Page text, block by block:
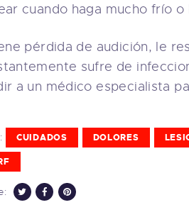
cuando haga mucho frío
pérdida de audición, le
sufre de
a un médico especialista
CUIDADOS DOLORES